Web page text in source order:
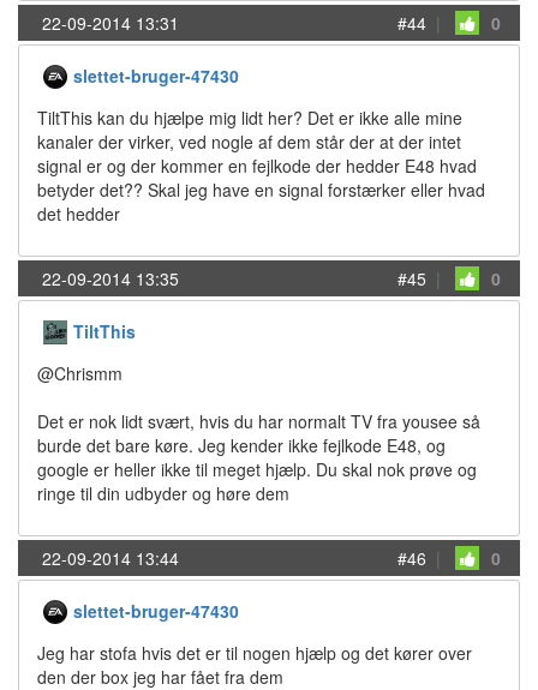
22-09-2014 13:31 #44 | 0
slettet-bruger-47430
TiltThis kan du hjælpe mig lidt her? Det er ikke alle mine
kanaler der virker, ved nogle af dem står der at der intet
signal er og der kommer en fejlkode der hedder E48 hvad
betyder det?? Skal jeg have en signal forstærker eller hvad
det hedder
22-09-2014 13:35 #45 | 0
TiltThis
@Chrismm
Det er nok lidt svært, hvis du har normalt TV fra yousee så
burde det bare køre. Jeg kender ikke fejlkode E48, og
google er heller ikke til meget hjælp. Du skal nok prøve og
ringe til din udbyder og høre dem
22-09-2014 13:44 #46 | 0
slettet-bruger-47430
Jeg har stofa hvis det er til nogen hjælp og det kører over
den der box jeg har fået fra dem